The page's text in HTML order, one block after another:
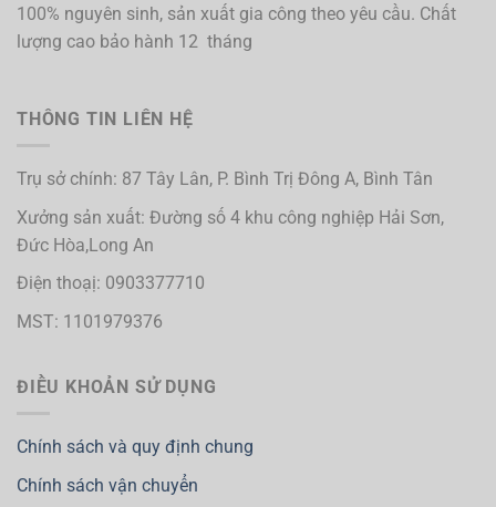
100% nguyên sinh, sản xuất gia công theo yêu cầu. Chất
lượng cao bảo hành 12 tháng
THÔNG TIN LIÊN HỆ
Trụ sở chính: 87 Tây Lân, P. Bình Trị Đông A, Bình Tân
Xưởng sản xuất: Đường số 4 khu công nghiệp Hải Sơn,
Đức Hòa,Long An
Điện thoạị: 0903377710
MST: 1101979376
ĐIỀU KHOẢN SỬ DỤNG
Chính sách và quy định chung
Chính sách vận chuyển